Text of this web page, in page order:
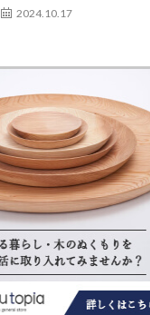
2024.10.17